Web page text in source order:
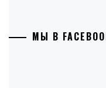
МЫ В